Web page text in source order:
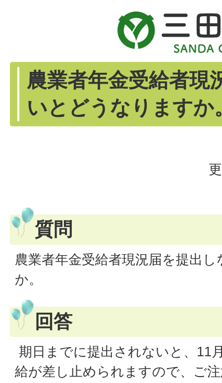
農業者年金受給者現
いとどうなりますか
質問
農業者年金受給者現況届を提出
か。
回答
期日までに提出されないと、11
給が差し止められますので、ご